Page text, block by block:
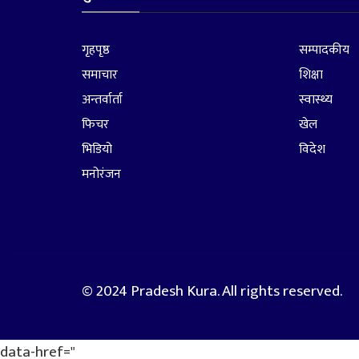
गृहपृष्ठ
समाचार
अन्तर्वार्ता
फिचर
भिडियो
मनोरंजन
सम्पादकीय
शिक्षा
स्वास्थ्य
खेल
विदेश
© 2024 Pradesh Kura. All rights reserved.
data-href="